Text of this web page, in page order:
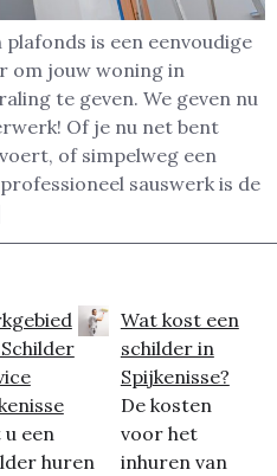
is een eenvoudige
om jouw woning in
te geven. We geven nu
Of je nu net bent
of simpelweg een
sauswerk is de
een
huren
Wat kost een
schilder in
Spijkenisse?
De kosten
voor het
inhuren van